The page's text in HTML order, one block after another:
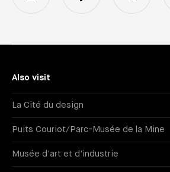
Also visit
La Cité du design
Puits Couriot/Parc-Musée de la Mine
Musée d'art et d'industrie